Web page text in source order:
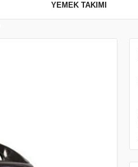
YEMEK TAKIMI